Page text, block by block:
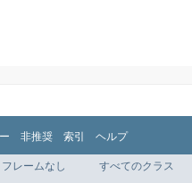
非推奨 索引 ヘルプ
フレームなし
すべてのクラス